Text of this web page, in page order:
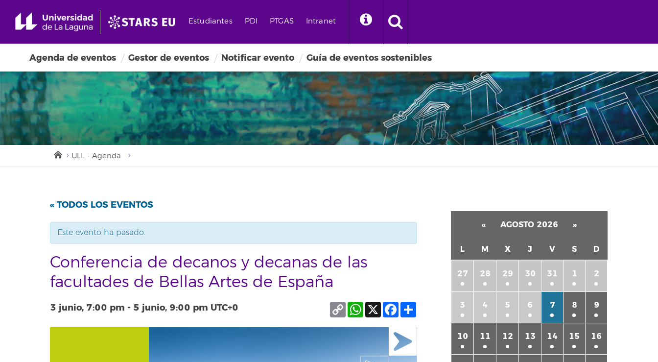
Estudiantes PDI PTGAS Intranet
Agenda de eventos Gestor de eventos Notificar evento Guía de eventos sostenibles
ULL - Agenda
« TODOS LOS EVENTOS
Este evento ha pasado.
Conferencia de decanos y decanas de las
facultades de Bellas Artes de España
3 junio, 7:00 pm - 5 junio, 9:00 pm UTC+0 Facebook
X
WhatsApp
Copy
Link
« AGOSTO 2026 »
L M X J V S D
27 28 29 30 31 1 2
3 4 5 6 7 8 9
10 11 12 13 14 15 16